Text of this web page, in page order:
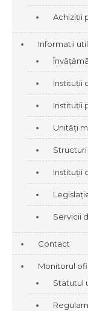
Achiziții
Informatii
Instituții
Instituții
Unități
Instituții
Servicii
Contact
Monitorul
Statutul